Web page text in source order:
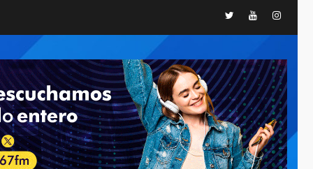
TwitterYoutube
6
Mariño respalda a
Cámara de Comercio
para reforma de Ley
de Puerto Libre
POLÍTICA
TITULARES
ÚLTIMA HORA
CNP plantea incluir
Libertad de Expresión